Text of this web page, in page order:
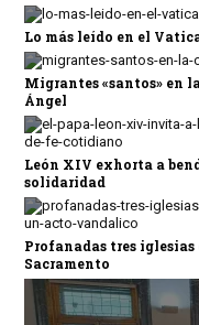
Lo más leído en el
Migrantes «santos» en
Ángel
León XIV exhorta a
solidaridad
Profanadas tres
Sacramento